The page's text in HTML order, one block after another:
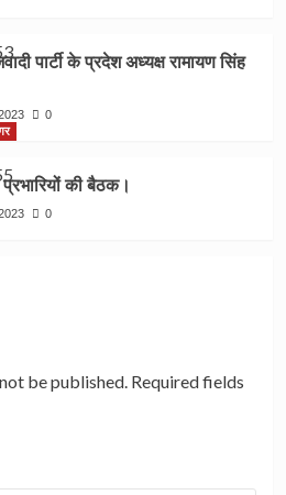
पार्टी के प्रदेश अध्यक्ष रामायण सिंह
0
की बैठक।
0
be published. Required fields